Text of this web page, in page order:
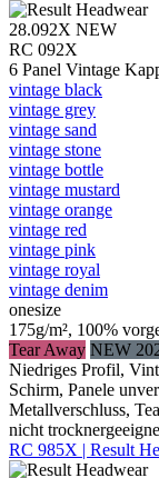
28.092X NEW
RC 092X
6 Panel Vintage
vintage black
vintage grey
vintage sand
vintage stone
vintage bottle
vintage mustard
vintage orange
vintage red
vintage pink
vintage royal
vintage denim
onesize
175g/m², 100%
Tear Away NEW
Niedriges Profil,
Schirm, Panele
Metallverschluss,
nicht
RC 985X | Result